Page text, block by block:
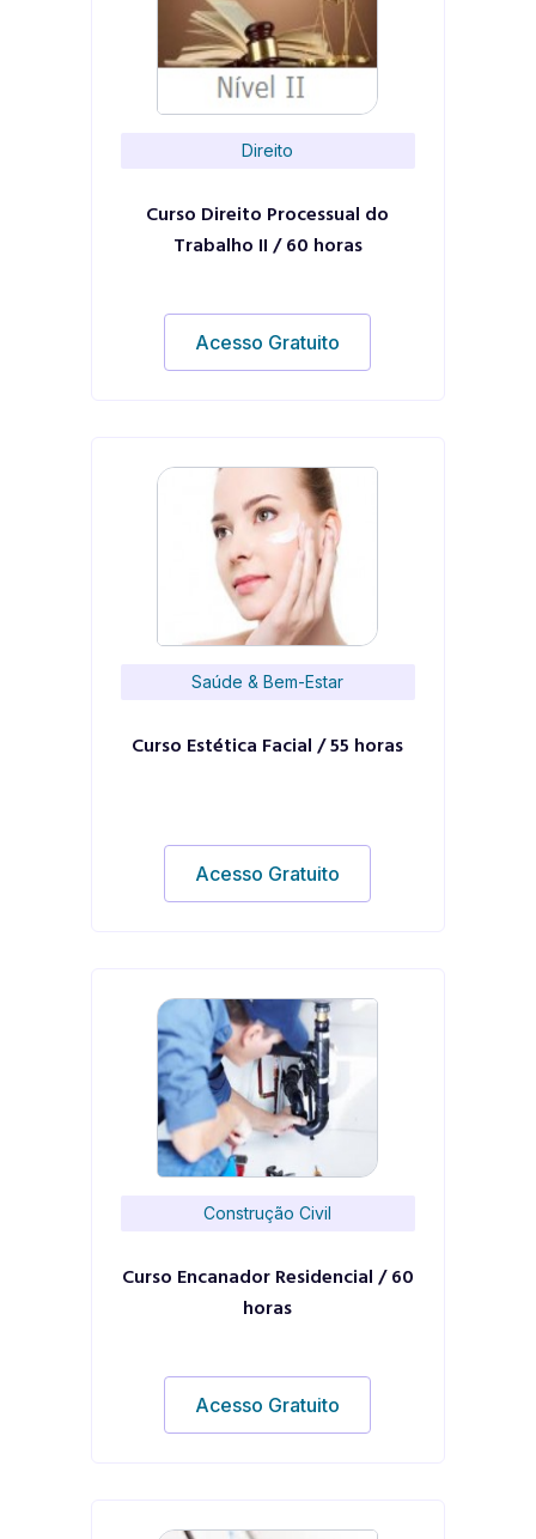
Direito
Curso Direito Processual do
Trabalho II / 60 horas
Acesso Gratuito
Saúde & Bem-Estar
Curso Estética Facial / 55 horas
Acesso Gratuito
Construção Civil
Curso Encanador Residencial / 60
horas
Acesso Gratuito